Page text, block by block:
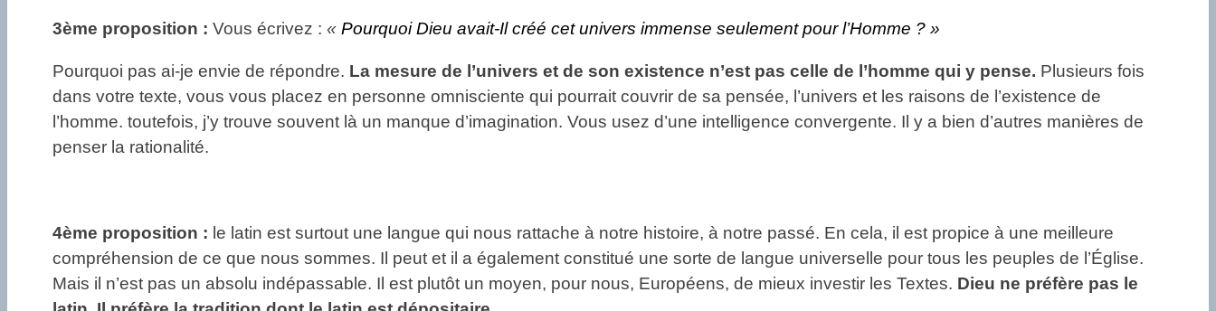
3ème proposition : Vous écrivez : « Pourquoi Dieu avait-Il créé cet univers immense seulement pour l’Homme ? »
Pourquoi pas ai-je envie de répondre. La mesure de l’univers et de son existence n’est pas celle de l’homme qui y pense. Plusieurs fois
dans votre texte, vous vous placez en personne omnisciente qui pourrait couvrir de sa pensée, l’univers et les raisons de l’existence de
l’homme. toutefois, j’y trouve souvent là un manque d’imagination. Vous usez d’une intelligence convergente. Il y a bien d’autres manières de
penser la rationalité.
4ème proposition : le latin est surtout une langue qui nous rattache à notre histoire, à notre passé. En cela, il est propice à une meilleure
compréhension de ce que nous sommes. Il peut et il a également constitué une sorte de langue universelle pour tous les peuples de l’Église.
Mais il n’est pas un absolu indépassable. Il est plutôt un moyen, pour nous, Européens, de mieux investir les Textes. Dieu ne préfère pas le